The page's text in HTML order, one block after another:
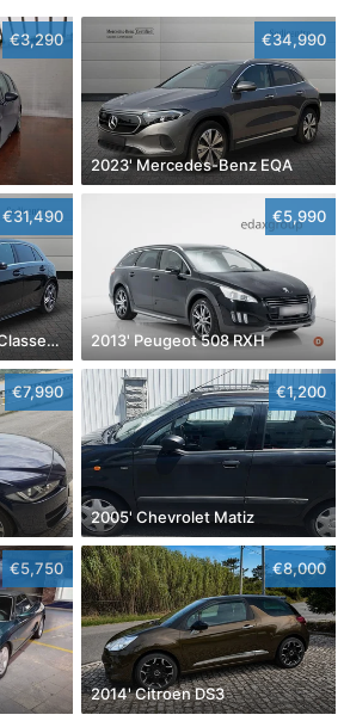
€3,290 €34,990
2023' Mercedes-Benz EQA
€31,490
2023' Mercedes-Benz Classe A D Amg Line Aut.
€5,990
2013' Peugeot 508 RXH
€7,990 €1,200
2005' Chevrolet Matiz
€5,750 €8,000
2014' Citroen DS3